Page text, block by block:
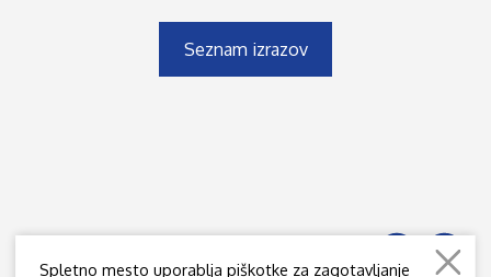
Seznam izrazov
Spletno mesto uporablja piškotke za zagotavljanje